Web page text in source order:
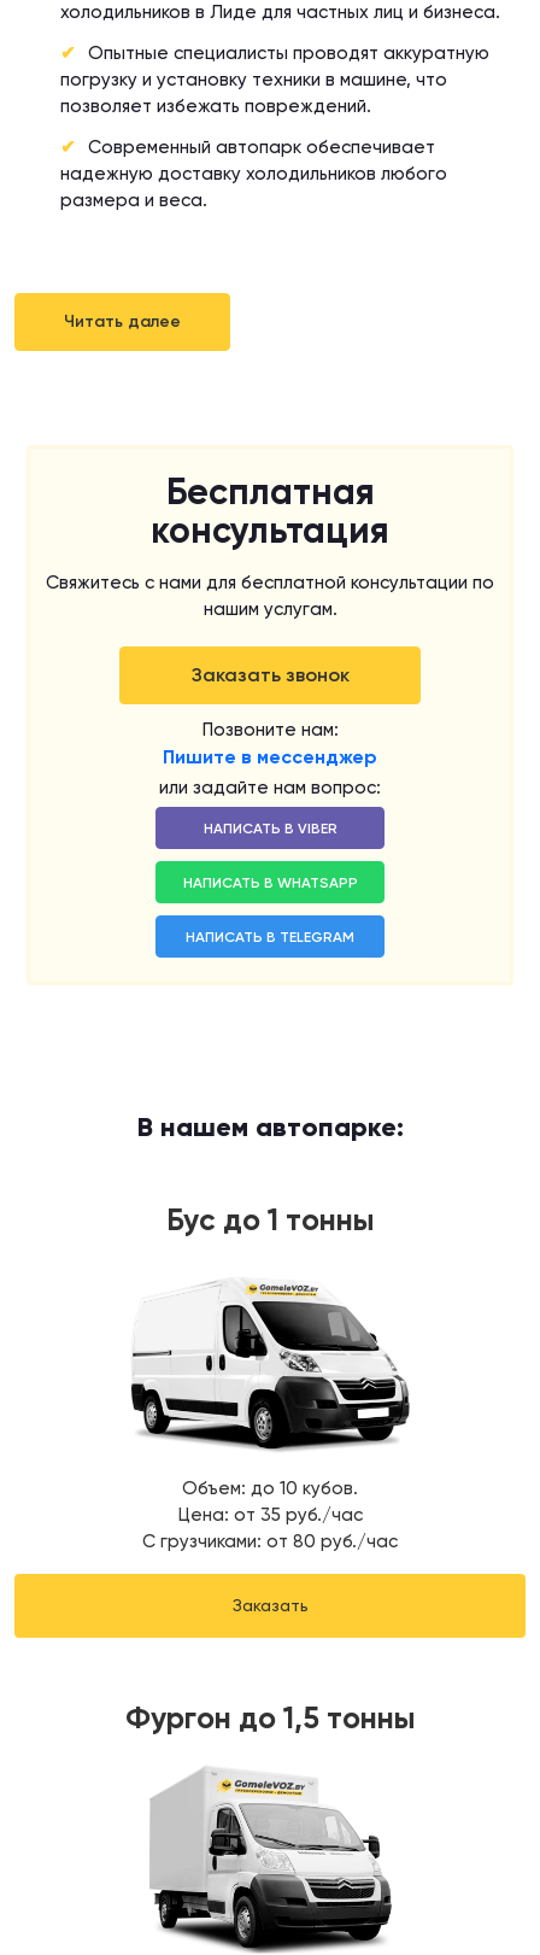
холодильников в Лиде для частных лиц и бизнеса.
Опытные специалисты проводят аккуратную
погрузку и установку техники в машине, что
позволяет избежать повреждений.
Современный автопарк обеспечивает
надежную доставку холодильников любого
размера и веса.
Читать далее
Бесплатная
консультация
Свяжитесь с нами для бесплатной консультации по
нашим услугам.
Заказать звонок
Позвоните нам:
Пишите в мессенджер
или задайте нам вопрос:
НАПИСАТЬ В VIBER
НАПИСАТЬ В WHATSAPP
НАПИСАТЬ В TELEGRAM
В нашем автопарке:
Бус до 1 тонны
Объем: до 10 кубов.
Цена: от 35 руб./час
С грузчиками: от 80 руб./час
Заказать
Фургон до 1,5 тонны